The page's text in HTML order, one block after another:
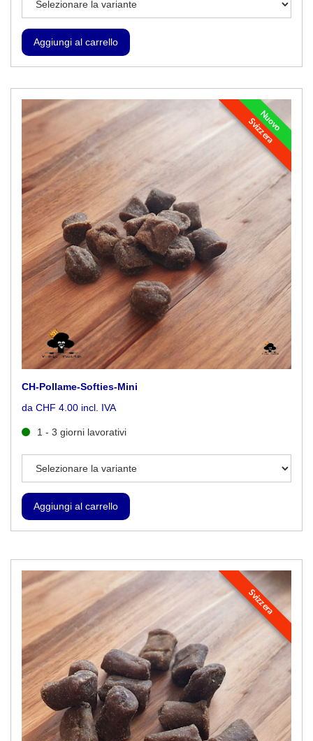
Nuovo
Svizzera
CH-Pollame-Softies-Mini
da CHF 4.00 incl. IVA
1 - 3 giorni lavorativi
Svizzera